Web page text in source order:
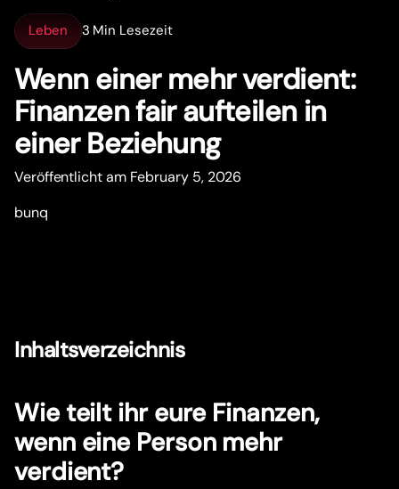
Leben 3 Min Lesezeit
Wenn einer mehr verdient:
Finanzen fair aufteilen in
einer Beziehung
Veröffentlicht am February 5, 2026
bunq
Inhaltsverzeichnis
Wie teilt ihr eure Finanzen,
wenn eine Person mehr
verdient?